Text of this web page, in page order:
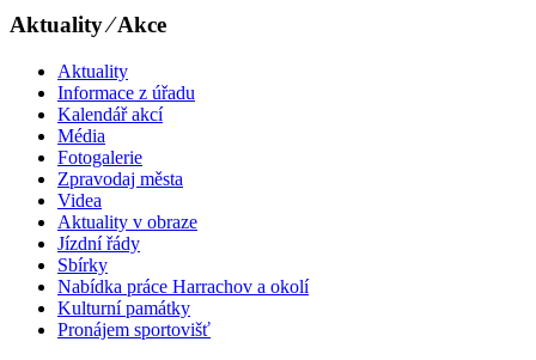
Aktuality ⁄ Akce
Aktuality
Informace z úřadu
Kalendář akcí
Média
Fotogalerie
Zpravodaj města
Videa
Aktuality v obraze
Jízdní řády
Sbírky
Nabídka práce Harrachov a okolí
Kulturní památky
Pronájem sportovišť